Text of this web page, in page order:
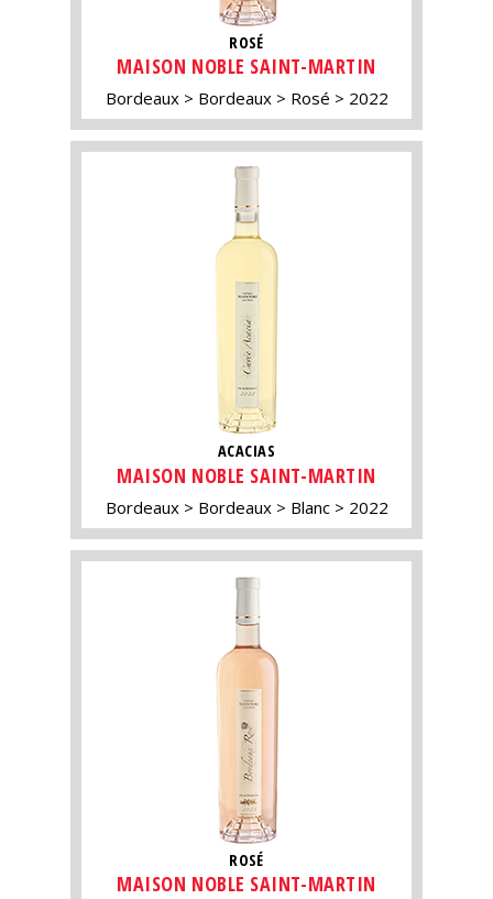
ROSÉ
MAISON NOBLE SAINT-MARTIN
Bordeaux Bordeaux Rosé 2022
ACACIAS
MAISON NOBLE SAINT-MARTIN
Bordeaux Bordeaux Blanc 2022
ROSÉ
MAISON NOBLE SAINT-MARTIN